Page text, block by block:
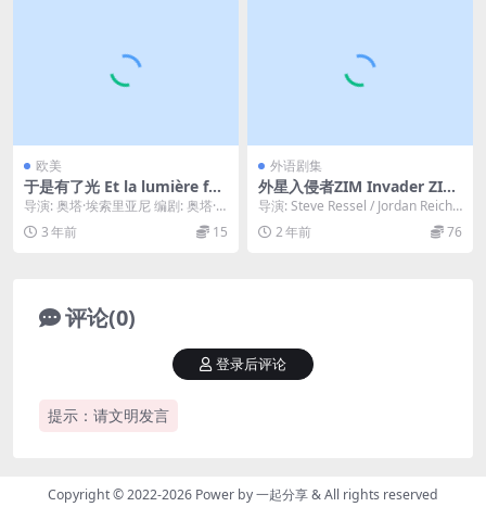
欧美
于是有了光 Et la lumière fut
(1989)
导演: 奥塔·埃索里亚尼 编剧: 奥塔·
埃索里亚尼 主演: Sigalon Sa...
3 年前 15
外语剧集
外星入侵者ZIM Invader ZIM
(2001)
导演: Steve Ressel / Jordan Reiche
k 主演: Ri...
2 年前 76
评论(0)
提示：请文明发言
登录后评论
Copyright © 2022-2026 Power by一起分享& All rights reserved